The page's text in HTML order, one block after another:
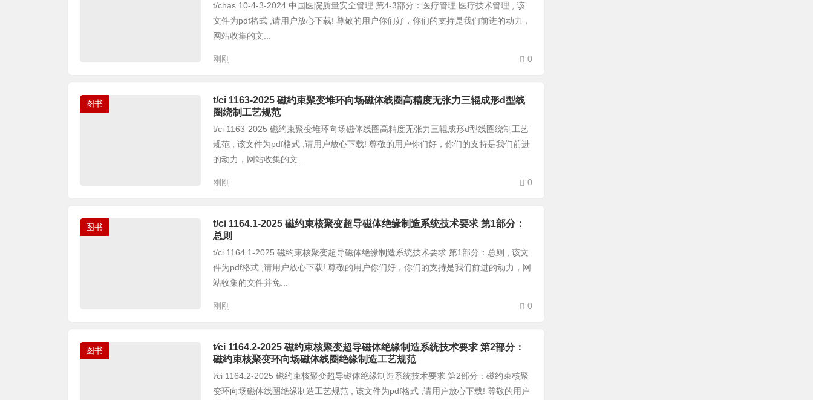
t/chas 10-4-3-2024 中国医院质量安全管理 第4-3部分：医疗管理 医疗技术管理 , 该
文件为pdf格式 ,请用户放心下载! 尊敬的用户你们好，你们的支持是我们前进的动力，
网站收集的文...
刚刚 0
图书
t/ci 1163-2025 磁约束聚变堆环向场磁体线圈高精度无张力三辊成形d型线
圈绕制工艺规范
t/ci 1163-2025 磁约束聚变堆环向场磁体线圈高精度无张力三辊成形d型线圈绕制工艺
规范 , 该文件为pdf格式 ,请用户放心下载! 尊敬的用户你们好，你们的支持是我们前进
的动力，网站收集的文...
刚刚 0
图书
t/ci 1164.1-2025 磁约束核聚变超导磁体绝缘制造系统技术要求 第1部分：
总则
t/ci 1164.1-2025 磁约束核聚变超导磁体绝缘制造系统技术要求 第1部分：总则 , 该文
件为pdf格式 ,请用户放心下载! 尊敬的用户你们好，你们的支持是我们前进的动力，网
站收集的文件并免...
刚刚 0
图书
t∕ci 1164.2-2025 磁约束核聚变超导磁体绝缘制造系统技术要求 第2部分：
磁约束核聚变环向场磁体线圈绝缘制造工艺规范
t∕ci 1164.2-2025 磁约束核聚变超导磁体绝缘制造系统技术要求 第2部分：磁约束核聚
变环向场磁体线圈绝缘制造工艺规范 , 该文件为pdf格式 ,请用户放心下载! 尊敬的用户